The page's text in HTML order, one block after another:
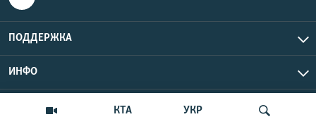
КТА УКР
ПОДДЕРЖКА
ИНФО
Copyright Крым.Реалии, 2026 | Все права защищены.
UTC+3